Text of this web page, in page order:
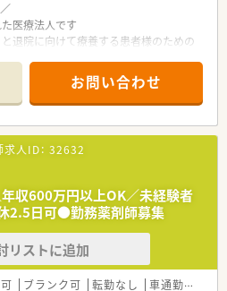
医療法人です
と退院に向けて療養する患者様のための
ンターを設置し作業療法やデイ・ケアに
も行っています
域での生活を支援するために訪問看護
ランスを重視しており基本的に超過勤
した働き方 ／
7.25時間/日の勤務です。
が進んでおり、取り組みやすい内容で
になりますが、処方箋が回ってくるタイ
ので、比較的落ち着いて業務を行うこと
お問い合わせ
人ID： 32632
年収600万円以上OK／未経験者
2.5日可●勤務薬剤師募集
リストに追加
ブランク可 転勤なし 車通勤可